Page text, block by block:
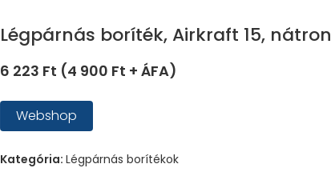
Légpárnás boríték, Airkraft 15, nátron
6 223 Ft (4 900 Ft + ÁFA)
Webshop
Kategória:Légpárnás borítékok